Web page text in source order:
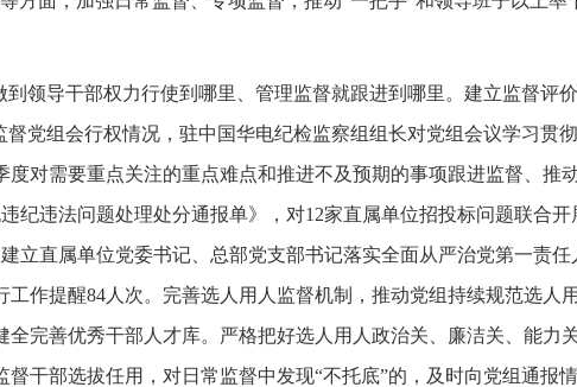
领导干部权力行使到哪里、管理监督就跟进到哪里。建立监督评
党组会行权情况，驻中国华电纪检监察组组长对党组会议学习贯
对需要重点关注的重点难点和推进不及预期的事项跟进监督、推动
纪违法问题处理处分通报单》，对12家直属单位招投标问题联合开
立直属单位党委书记、总部党支部书记落实全面从严治党第一责任
作提醒84人次。完善选人用人监督机制，推动党组持续规范选人
完善优秀干部人才库。严格把好选人用人政治关、廉洁关、能力
干部选拔任用，对日常监督中发现“不托底”的，及时向党组通报情